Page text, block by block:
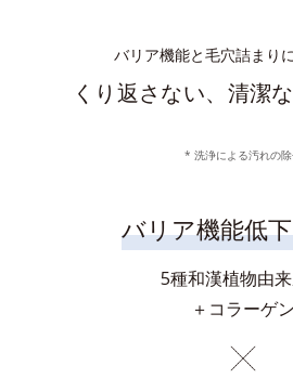
バリア機能と毛穴詰まり
くり返さない、清潔
* 洗浄による汚れの
バリア機能低
5種和漢植物由
＋コラーゲン